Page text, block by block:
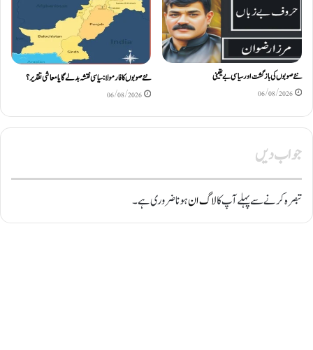
نئے صوبوں کی بازگشت اور سیاسی بے یقینی
06/08/2026
نئے صوبوں کا فارمولا: سیاسی نقشہ بدلے گا یا معاشی تقدیر؟
06/08/2026
جواب دیں
تبصرہ کرنے سے پہلے آپ کالاگ انہونا ضروری ہے۔